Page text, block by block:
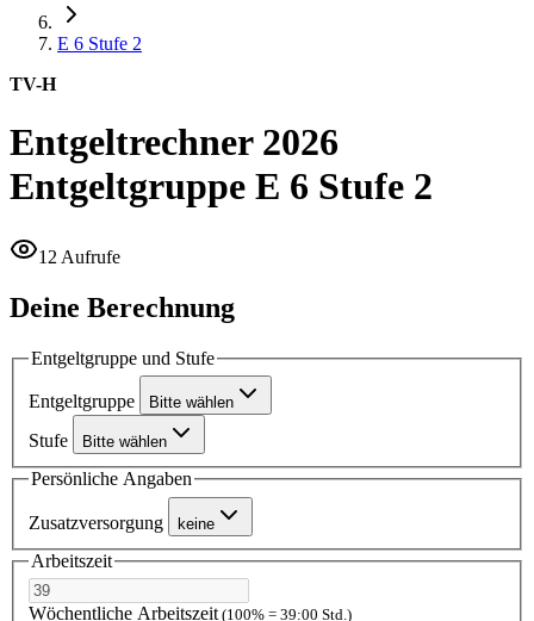
E 6 Stufe 2
TV-H
Entgeltrechner 2026
Entgeltgruppe E 6 Stufe 2
12 Aufrufe
Deine Berechnung
Entgeltgruppe und Stufe
Entgeltgruppe Bitte wählen
Stufe Bitte wählen
Persönliche Angaben
Zusatzversorgung keine
Arbeitszeit
Wöchentliche Arbeitszeit(100% = 39:00 Std.)